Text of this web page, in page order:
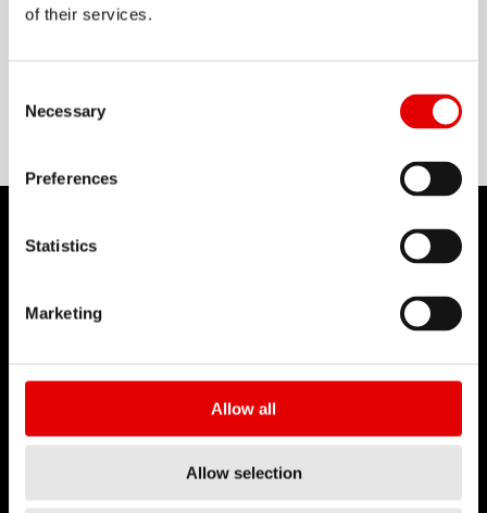
of their services.
Necessary
Preferences
Statistics
Marketing
Allow all
Allow selection
DT Swiss 全球